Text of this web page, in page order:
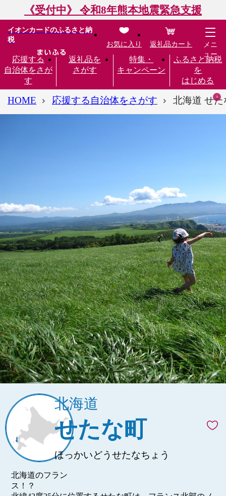
《受付中》 令和8年熊本地震緊急支援
イオンカードのふるさと納
税
応援する
自治体をさが
す
返礼品を
さがす
特集・
キャンペーン
ふるさと納税
を
はじめる
お気に入り 返礼品カート
メニ
ュー
HOME 応援する自治体をさがす 北海道 せた
北海道
せたな町
ほっかいどうせたなちょう
北海道のフラン
ス